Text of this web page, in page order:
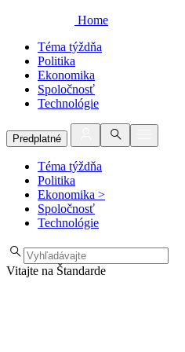
Home
Téma týždňa
Politika
Ekonomika
Spoločnosť
Technológie
Predplatné
Téma týždňa
Politika
Ekonomika >
Spoločnosť
Technológie
Vitajte na Štandarde